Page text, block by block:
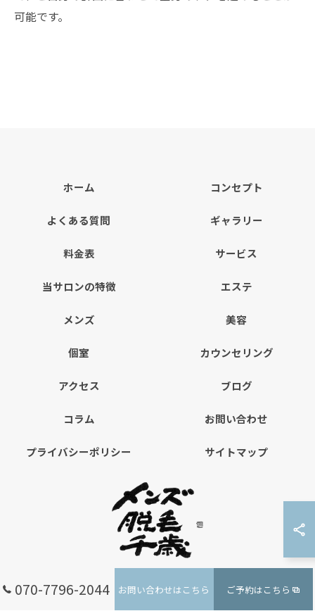
可能です。
070-7796-2044 お問い合わせはこちら ご予約はこちら
ホーム コンセプト
よくある質問 ギャラリー
料金表 サービス
当サロンの特徴 エステ
メンズ 美容
個室 カウンセリング
アクセス ブログ
コラム お問い合わせ
プライバシーポリシー サイトマップ
© 2026 北海道千歳の脱毛ならメンズ脱毛千歳 ALL RIGHTS RESERVED.